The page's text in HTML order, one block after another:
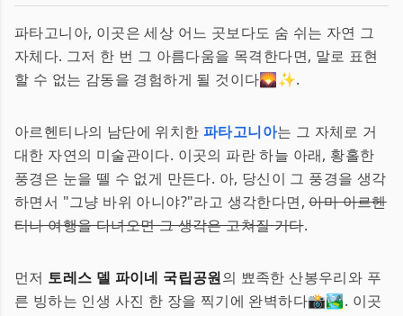
파타고니아, 이곳은 세상 어느 곳보다도 숨 쉬는 자연 그
자체다. 그저 한 번 그 아름다움을 목격한다면, 말로 표현
할 수 없는 감동을 경험하게 될 것이다🌄✨.
아르헨티나의 남단에 위치한 파타고니아는 그 자체로 거
대한 자연의 미술관이다. 이곳의 파란 하늘 아래, 황홀한
풍경은 눈을 뗄 수 없게 만든다. 아, 당신이 그 풍경을 생각
하면서 "그냥 바위 아니야?"라고 생각한다면,아마 아르헨
티나 여행을 다녀오면 그 생각은 고쳐질 거다.
먼저 토레스 델 파이네 국립공원의 뾰족한 산봉우리와 푸
른 빙하는 인생 사진 한 장을 찍기에 완벽하다📸🏞️. 이곳